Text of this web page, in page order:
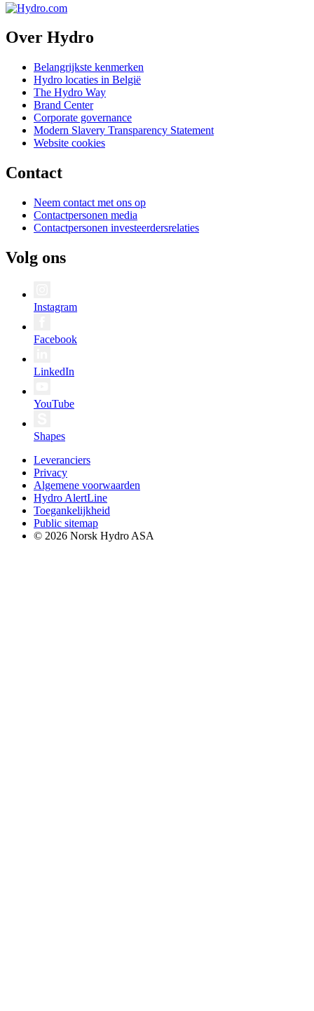
Over Hydro
Belangrijkste kenmerken
Hydro locaties in België
The Hydro Way
Brand Center
Corporate governance
Modern Slavery Transparency Statement
Website cookies
Contact
Neem contact met ons op
Contactpersonen media
Contactpersonen investeerdersrelaties
Volg ons
Instagram
Facebook
LinkedIn
YouTube
Shapes
Leveranciers
Privacy
Algemene voorwaarden
Hydro AlertLine
Toegankelijkheid
Public sitemap
© 2026 Norsk Hydro ASA